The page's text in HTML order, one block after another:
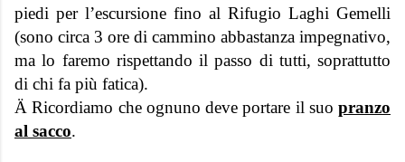
piedi per l’escursione fino al Rifugio Laghi Gemelli
(sono circa 3 ore di cammino abbastanza impegnativo,
ma lo faremo rispettando il passo di tutti, soprattutto
di chi fa più fatica).
Ä Ricordiamo che ognuno deve portare il suo pranzo
al sacco.